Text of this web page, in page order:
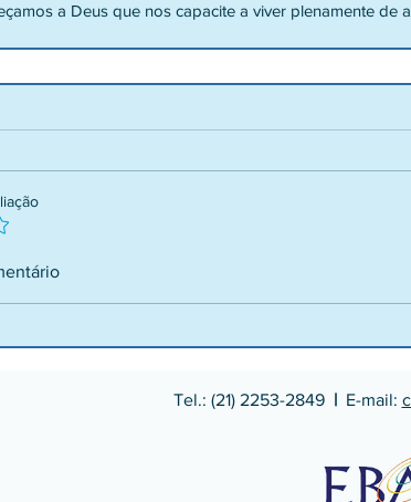
Peçamos a Deus que nos capacite a viver plenamente
Tel.: (21) 2253-2849 |E-mail: